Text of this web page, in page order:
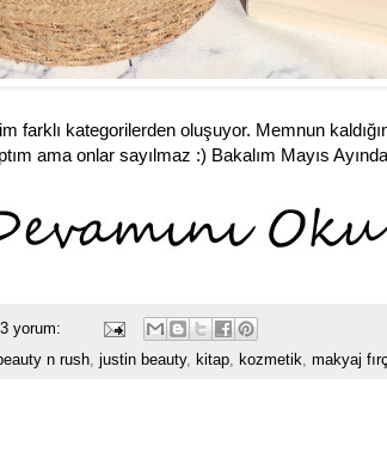
farklı kategorilerden oluşuyor. Memnun
ama onlar sayılmaz :) Bakalım Mayıs
3 yorum:
n rush, justin beauty, kitap, kozmetik, makyaj